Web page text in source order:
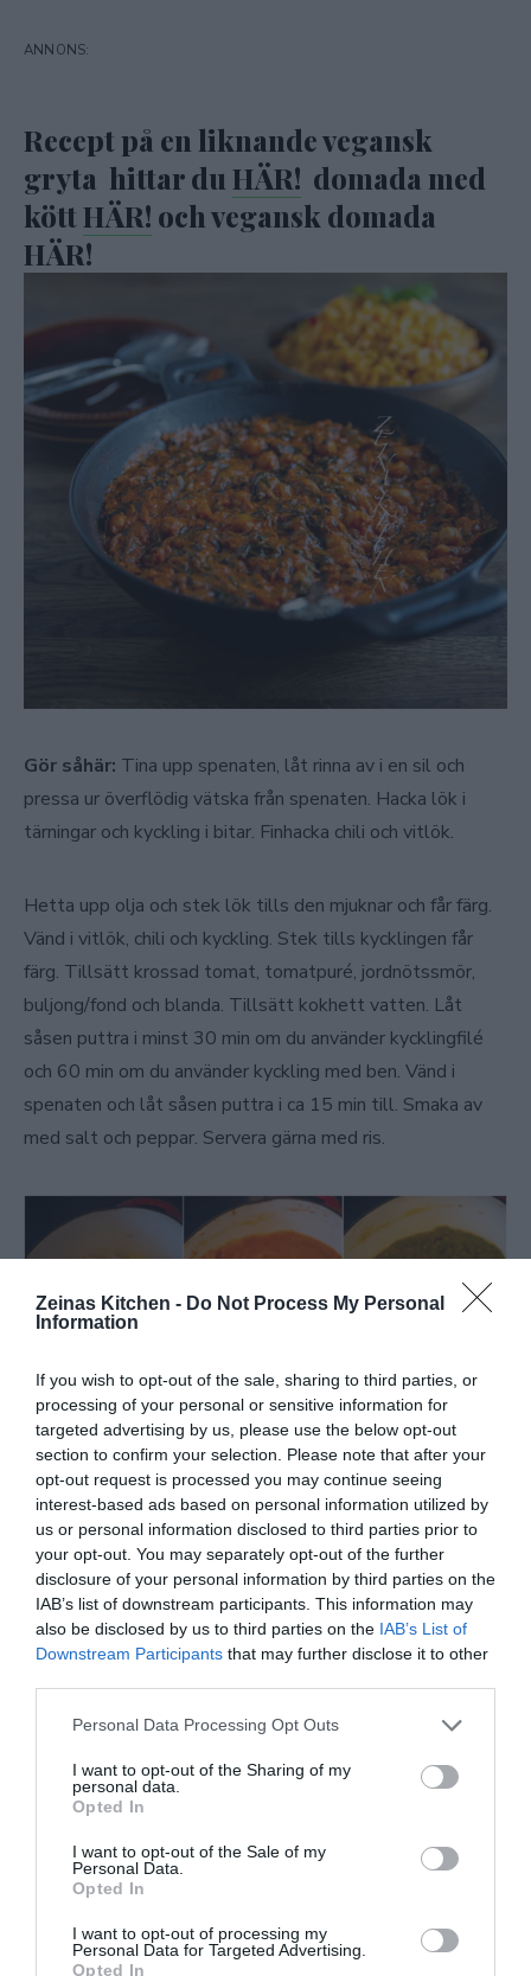
Zeinas Kitchen - Do Not Process My Personal
Information
If you wish to opt-out of the sale, sharing to third parties, or
processing of your personal or sensitive information for
targeted advertising by us, please use the below opt-out
section to confirm your selection. Please note that after your
opt-out request is processed you may continue seeing
interest-based ads based on personal information utilized by
us or personal information disclosed to third parties prior to
your opt-out. You may separately opt-out of the further
disclosure of your personal information by third parties on the
IAB’s list of downstream participants. This information may
also be disclosed by us to third parties on the IAB’s List of
Downstream Participants that may further disclose it to other
Personal Data Processing Opt Outs
I want to opt-out of the Sharing of my
personal data.
Opted In
I want to opt-out of the Sale of my
Personal Data.
Opted In
I want to opt-out of processing my
Personal Data for Targeted Advertising.
Opted In
Recept på en liknande vegansk
gryta hittar du HÄR! domada med
kött HÄR! och vegansk domada
HÄR!
Gör såhär: Tina upp spenaten, låt rinna av i en sil och
pressa ur överflödig vätska från spenaten. Hacka lök i
tärningar och kyckling i bitar. Finhacka chili och vitlök.
Hetta upp olja och stek lök tills den mjuknar och får färg.
Vänd i vitlök, chili och kyckling. Stek tills kycklingen får
färg. Tillsätt krossad tomat, tomatpuré, jordnötssmör,
buljong/fond och blanda. Tillsätt kokhett vatten. Låt
såsen puttra i minst 30 min om du använder kycklingfilé
och 60 min om du använder kyckling med ben. Vänd i
spenaten och låt såsen puttra i ca 15 min till. Smaka av
med salt och peppar. Servera gärna med ris.